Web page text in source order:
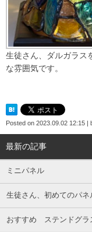
生徒さん、ダルガラス
な雰囲気です。
Posted on 2023.09.02 12:15 |
最新の記事
ミニパネル
生徒さん、初めてのパネ
おすすめ ステンドグ